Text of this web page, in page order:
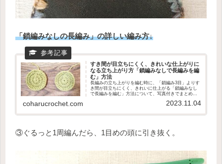
「鎖編みなしの長編み」の詳しい編み方↓
すき間が目立ちにくく、きれいな仕上がりに
なる立ち上がり方「鎖編みなしで長編みを編
む」方法
長編みの立ち上がりを編む時に、「鎖編み3目」よりす
き間が目立ちにくく、きれいに仕上がる「鎖編みなし
で長編みを編む」方法について、写真付きでまとめま
coharucrochet.com 2023.11.04
③ぐるっと1周編んだら、1目めの頭に引き抜く。